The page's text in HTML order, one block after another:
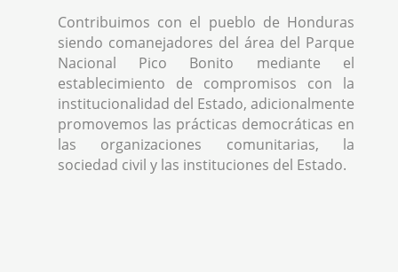
Contribuimos con el pueblo de Honduras
siendo comanejadores del área del Parque
Nacional Pico Bonito mediante el
establecimiento de compromisos con la
institucionalidad del Estado, adicionalmente
promovemos las prácticas democráticas en
las organizaciones comunitarias, la
sociedad civil y las instituciones del Estado.